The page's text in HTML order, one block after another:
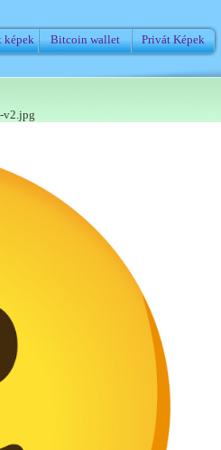
képek Bitcoin wallet Privát Képek
v2.jpg